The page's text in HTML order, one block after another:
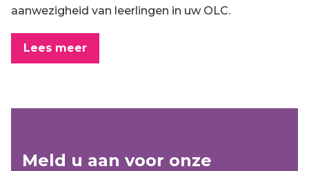
aanwezigheid van leerlingen in uw OLC.
Lees meer
Meld u aan voor onze